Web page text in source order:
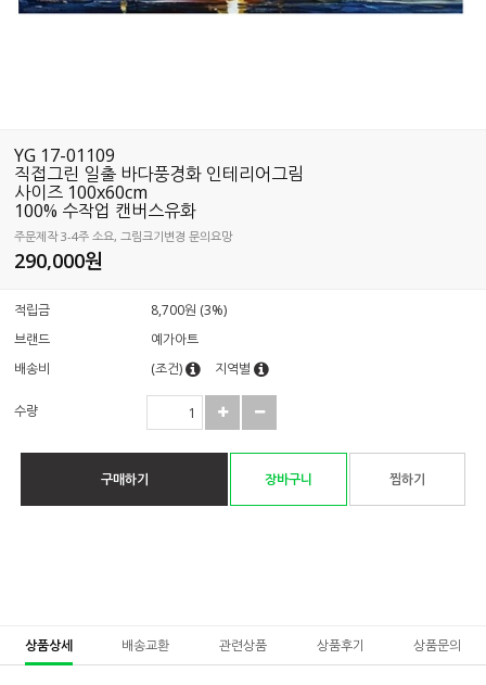
YG 17-01109
직접그린 일출 바다풍경화 인테리어그림
사이즈 100x60cm
100% 수작업 캔버스유화
주문제작 3-4주 소요, 그림크기변경 문의요망
290,000원
적립금
8,700원 (3%)
브랜드
예가아트
배송비
(조건) 지역별
수량
구매하기 장바구니 찜하기
상품상세 배송교환 관련상품 상품후기 상품문의